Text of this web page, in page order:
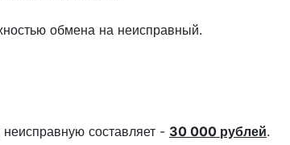
обмена на неисправный.
составляет - 30 000 рублей.